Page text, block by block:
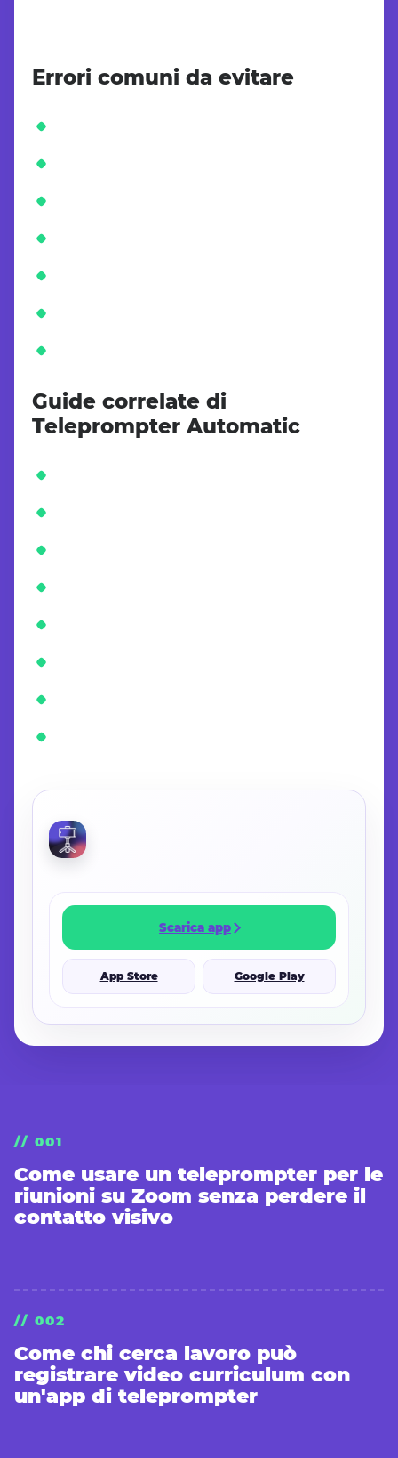
Errori comuni da evitare
Guide correlate di
Teleprompter Automatic
Scarica app
App Store Google Play
// 001
Come usare un teleprompter per le
riunioni su Zoom senza perdere il
contatto visivo
// 002
Come chi cerca lavoro può
registrare video curriculum con
un'app di teleprompter